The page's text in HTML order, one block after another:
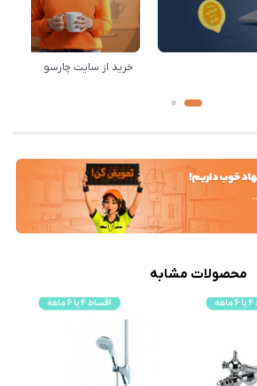
خرید از سایت چارسو
محصولات مشابه